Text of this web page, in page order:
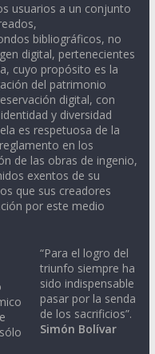
usuarios a un conjunto
bibliográficos, no
digital, pertenecientes
cuyo propósito es la
del patrimonio
digital, con
y diversidad
es respetuosa de la
en los
de las obras de ingenio,
exentos de su
que sus creadores
por este medio
“Para el logro del
triunfo siempre ha
sido indispensable
pasar por la senda
de los sacrificios”.
Simón Bolívar